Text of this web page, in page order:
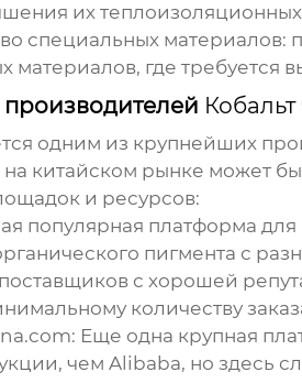
их теплоизоляционных
специальных материалов:
материалов, где требуется
производителей
одним из крупнейших
китайском рынке может
и ресурсов:
популярная платформа
пигмента с
с хорошей
количеству
Еще одна крупная
чем Alibaba, но здесь